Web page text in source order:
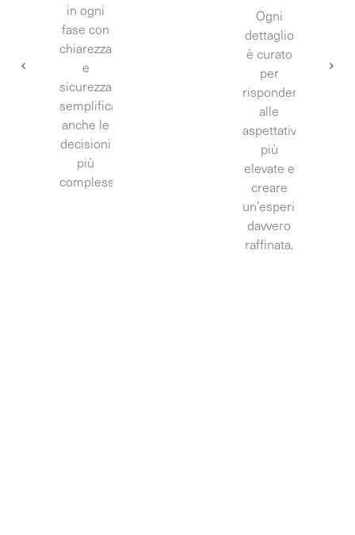
in ogni
fase con
chiarezza
e
sicurezza,
semplificando
anche le
decisioni
più
complesse.
Ogni
dettaglio
è curato
per
rispondere
alle
aspettative
più
elevate e
creare
un’esperienza
davvero
raffinata.